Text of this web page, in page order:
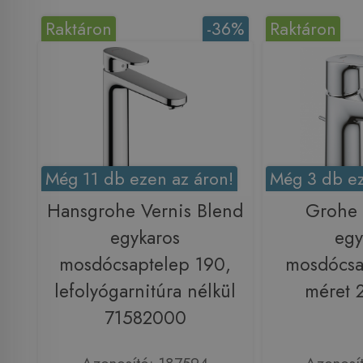
-36%
Raktáron
Még 11 db ezen az áron!
Hansgrohe Vernis Blend
egykaros
mosdócsaptelep 190,
lefolyógarnitúra nélkül
71582000
Raktáron
Még 3 db
Grohe
méret